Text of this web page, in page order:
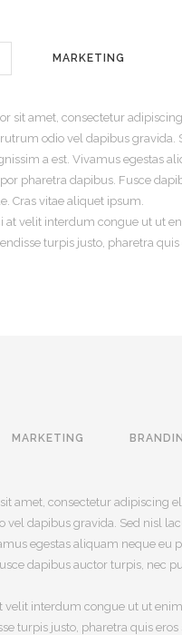
MARKETING
sit amet, consectetur
odio vel dapibus gravida.
a est. Vivamus egestas
pharetra dapibus. Fusce
Cras vitae aliquet ipsum.
at velit interdum congue ut ut
turpis justo, pharetra quis
MARKETING
amet, consectetur adipiscing
vel dapibus gravida. Sed nisl
egestas aliquam neque eu
dapibus auctor turpis, nec
velit interdum congue ut ut
turpis justo, pharetra quis eros